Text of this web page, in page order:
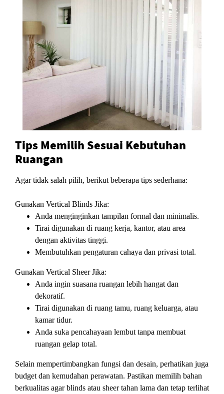
Tips Memilih Sesuai Kebutuhan
Ruangan
Agar tidak salah pilih, berikut beberapa tips sederhana:
Gunakan Vertical Blinds Jika:
Anda menginginkan tampilan formal dan minimalis.
Tirai digunakan di ruang kerja, kantor, atau area
dengan aktivitas tinggi.
Membutuhkan pengaturan cahaya dan privasi total.
Gunakan Vertical Sheer Jika:
Anda ingin suasana ruangan lebih hangat dan
dekoratif.
Tirai digunakan di ruang tamu, ruang keluarga, atau
kamar tidur.
Anda suka pencahayaan lembut tanpa membuat
ruangan gelap total.
Selain mempertimbangkan fungsi dan desain, perhatikan juga
budget dan kemudahan perawatan. Pastikan memilih bahan
berkualitas agar blinds atau sheer tahan lama dan tetap terlihat